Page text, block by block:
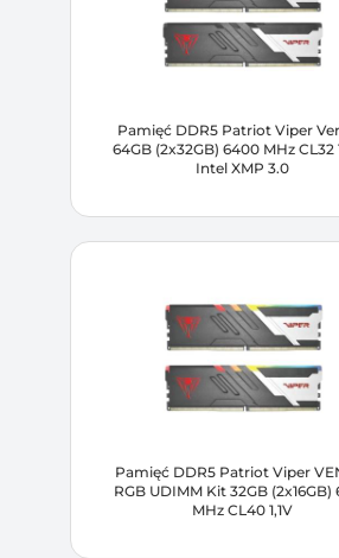
Pamięć DDR5 Patriot Viper
64GB (2x32GB) 6400 MHz CL32
Intel XMP 3.0
Pamięć DDR5 Patriot Viper
RGB UDIMM Kit 32GB (2x16GB)
MHz CL40 1,1V